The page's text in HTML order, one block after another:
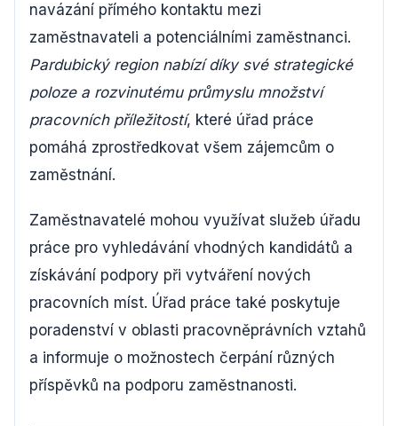
navázání přímého kontaktu mezi
zaměstnavateli a potenciálními zaměstnanci.
Pardubický region nabízí díky své strategické
poloze a rozvinutému průmyslu množství
pracovních příležitostí, které úřad práce
pomáhá zprostředkovat všem zájemcům o
zaměstnání.
Zaměstnavatelé mohou využívat služeb úřadu
práce pro vyhledávání vhodných kandidátů a
získávání podpory při vytváření nových
pracovních míst. Úřad práce také poskytuje
poradenství v oblasti pracovněprávních vztahů
a informuje o možnostech čerpání různých
příspěvků na podporu zaměstnanosti.